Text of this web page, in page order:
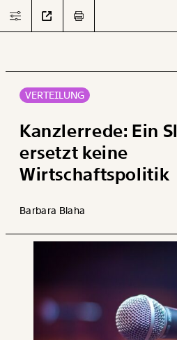
Arbeit
Verteilung
Klima
Datensätze
Paper der Woche
Kürzungslandkarte
Text
VERTEILUNG
Kanzlerrede: Ein
ersetzt keine
Wirtschaftspolitik
Barbara Blaha